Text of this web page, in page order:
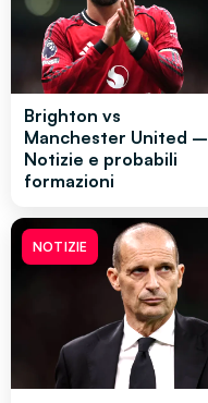
Brighton vs
Manchester United –
Notizie e probabili
formazioni
NOTIZIE